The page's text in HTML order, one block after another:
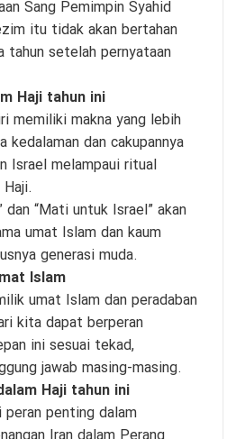
Sang Pemimpin Syahid
itu tidak akan bertahan
tahun setelah pernyataan
Haji tahun ini
memiliki makna yang lebih
kedalaman dan cakupannya
Israel melampaui ritual
“Mati untuk Israel” akan
umat Islam dan kaum
generasi muda.
Islam
umat Islam dan peradaban
kita dapat berperan
ini sesuai tekad,
jawab masing-masing.
Haji tahun ini
penting dalam